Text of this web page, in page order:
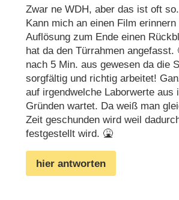
Zwar ne WDH, aber das ist oft so.
Kann mich an einen Film
Auflösung zum Ende einen
hat da den Türrahmen angefasst.
nach 5 Min. aus gewesen da die
sorgfältig und richtig arbeitet!
auf irgendwelche Laborwerte aus
Gründen wartet. Da weiß man
Zeit geschunden wird weil
festgestellt wird. 🤮
hier antworten